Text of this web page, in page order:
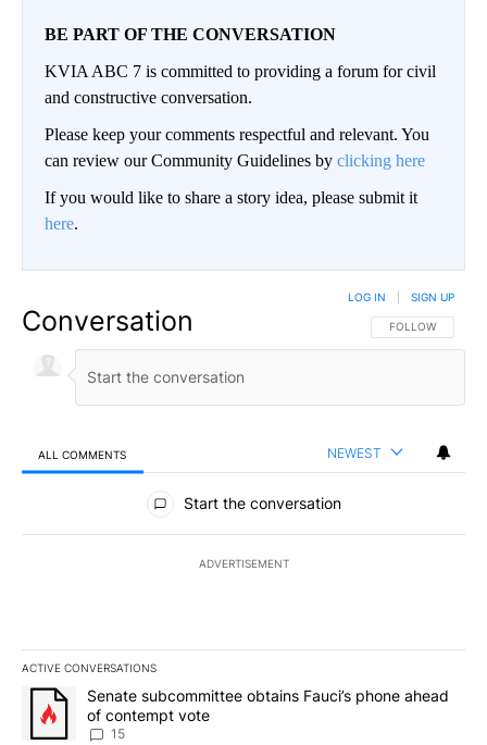
BE PART OF THE CONVERSATION
KVIA ABC 7 is committed to providing a forum for civil
and constructive conversation.
Please keep your comments respectful and relevant. You
can review our Community Guidelines by clicking here
If you would like to share a story idea, please submit it
here.
Conversation FOLLOW THIS
FOLLOW
LOG IN SIGN UP
ALL COMMENTS NEWEST
All Comments
Start the conversation
ADVERTISEMENT
ACTIVE CONVERSATIONS
The following is a list of the most commented articles in the last
A trending article titled "Senate subcommittee obtains Fauci’s
Senate subcommittee obtains Fauci’s phone ahead
of contempt vote
15